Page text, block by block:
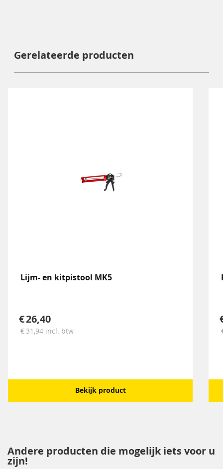
Gerelateerde producten
Lijm- en kitpistool MK5
26,40
31,94 incl. btw
Bekijk product
Andere producten die mogelijk iets voor u
zijn!